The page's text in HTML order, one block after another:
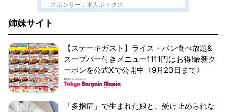
スポンサー：求人ボックス
姉妹サイト
【ステーキガスト】ライス・パン食べ放題&
スープバー付きメニュー1111円はお得!最新ク
ーポンを公式Xで公開中《9月23日まで》
「多指症」で生まれた娘と、受け止められな